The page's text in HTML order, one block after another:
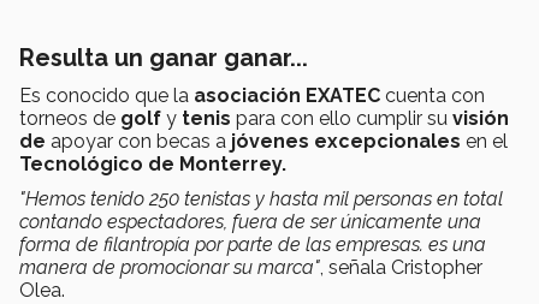
Resulta un ganar ganar...
Es conocido que la asociación EXATEC cuenta con
torneos de golf y tenis para con ello cumplir su visión
de apoyar con becas a jóvenes excepcionales en el
Tecnológico de Monterrey.
"Hemos tenido 250 tenistas y hasta mil personas en total
contando espectadores, fuera de ser únicamente una
forma de filantropía por parte de las empresas. es una
manera de promocionar su marca", señala Cristopher
Olea.